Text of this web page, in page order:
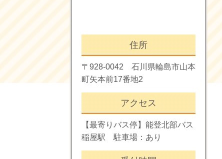
住所
〒928-0042 石川県輪島市山本
町矢本前17番地2
アクセス
【最寄りバス停】能登北部バス
稲屋駅 駐車場：あり